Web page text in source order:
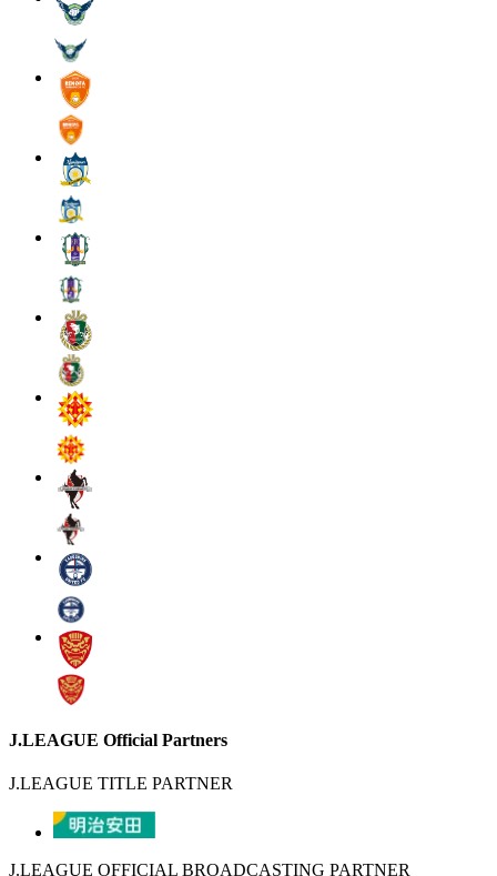
J.LEAGUE Official Partners
J.LEAGUE TITLE PARTNER
J.LEAGUE OFFICIAL BROADCASTING PARTNER